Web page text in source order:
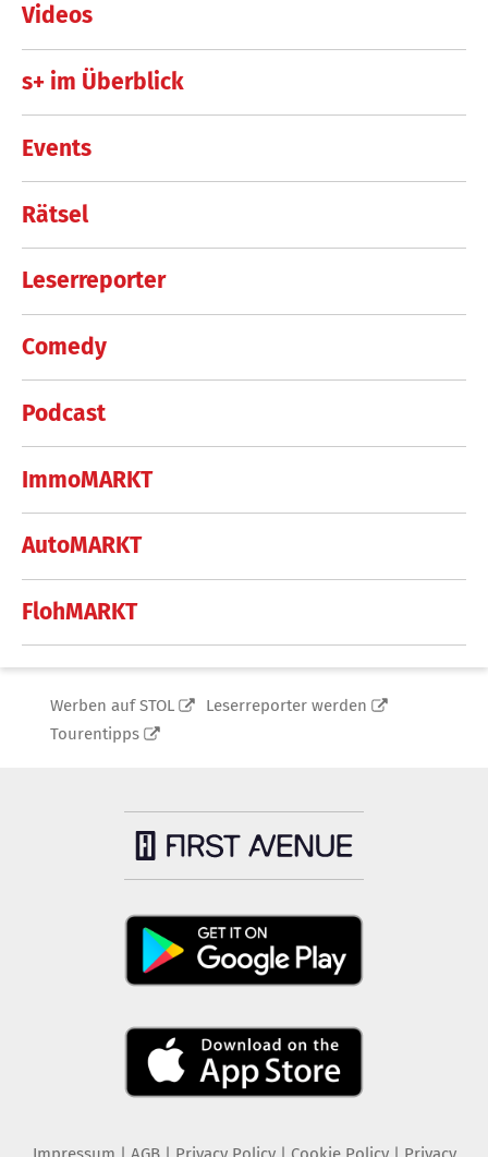
Videos
s+ im Überblick
Events
Rätsel
Leserreporter
Comedy
Podcast
ImmoMARKT
AutoMARKT
FlohMARKT
Werben auf STOL
Leserreporter werden
Tourentipps